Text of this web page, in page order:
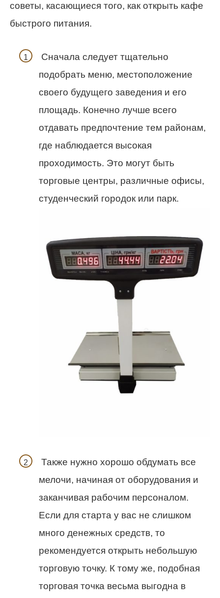
советы, касающиеся того, как открыть кафе
быстрого питания.
Сначала следует тщательно
подобрать меню, местоположение
своего будущего заведения и его
площадь. Конечно лучше всего
отдавать предпочтение тем районам,
где наблюдается высокая
проходимость. Это могут быть
торговые центры, различные офисы,
студенческий городок или парк.
Также нужно хорошо обдумать все
мелочи, начиная от оборудования и
заканчивая рабочим персоналом.
Если для старта у вас не слишком
много денежных средств, то
рекомендуется открыть небольшую
торговую точку. К тому же, подобная
торговая точка весьма выгодна в